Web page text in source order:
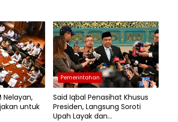
Nelayan,
untuk
Pemerintahan
Said Iqbal Penasihat Khusus
Presiden, Langsung Soroti
Upah Layak dan